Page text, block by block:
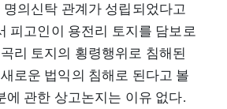
의신탁 관계가 성립되었다고
피고인이 용전리 토지를 담보로
리 토지의 횡령행위로 침해된
로운 법익의 침해로 된다고 볼
에 관한 상고논지는 이유 없다.